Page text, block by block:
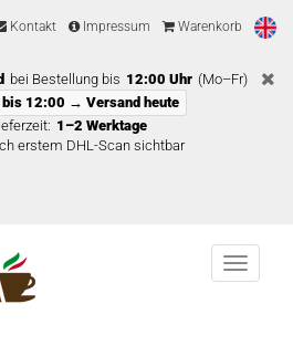
Kontakt Impressum Warenkorb
bei Bestellung bis 12:00 Uhr (Mo–Fr)
bis 12:00 → Versand heute
1–2 Werktage
erstem DHL-Scan sichtbar
Menu